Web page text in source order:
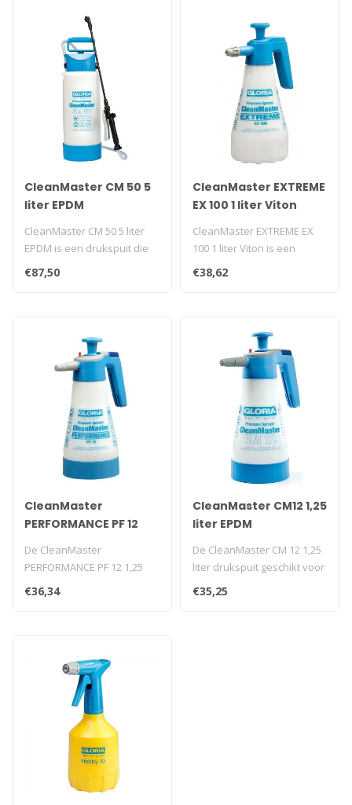
CleanMaster CM 50 5
liter EPDM
CleanMaster CM 50 5 liter
EPDM is een drukspuit die
geschikt is voor het
€87,50
CleanMaster EXTREME
EX 100 1 liter Viton
CleanMaster EXTREME EX
100 1 liter Viton is een
handdrukspuit geschikt
€38,62
CleanMaster
PERFORMANCE PF 12
De CleanMaster
PERFORMANCE PF 12 1,25
liter Viton is een
oliebestendige drukspui..
€36,34
CleanMaster CM12 1,25
liter EPDM
De CleanMaster CM 12 1,25
liter drukspuit geschikt voor
het vernevelen van
zure..
€35,25